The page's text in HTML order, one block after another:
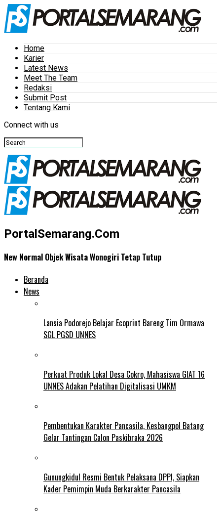
Home
Karier
Latest News
Meet The Team
Redaksi
Submit Post
Tentang Kami
Connect with us
PortalSemarang.Com
New Normal Objek Wisata Wonogiri Tetap Tutup
Beranda
News
Lansia Podorejo Belajar Ecoprint Bareng Tim Ormawa
SGL PGSD UNNES
Perkuat Produk Lokal Desa Cokro, Mahasiswa GIAT 16
UNNES Adakan Pelatihan Digitalisasi UMKM
Pembentukan Karakter Pancasila, Kesbangpol Batang
Gelar Tantingan Calon Paskibraka 2026
Gunungkidul Resmi Bentuk Pelaksana DPPI, Siapkan
Kader Pemimpin Muda Berkarakter Pancasila